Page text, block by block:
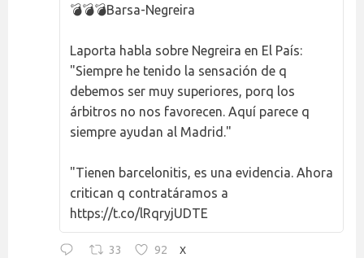
💣💣💣Barsa-Negreira
Laporta habla sobre Negreira en El País:
"Siempre he tenido la sensación de q
debemos ser muy superiores, porq los
árbitros no nos favorecen. Aquí parece q
siempre ayudan al Madrid."
"Tienen barcelonitis, es una evidencia. Ahora
critican q contratáramos a
https://t.co/lRqryjUDTE
33 92 X